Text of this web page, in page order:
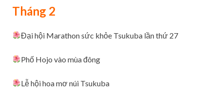
Tháng 2
Đại hội Marathon sức khỏe Tsukuba lần thứ 27
Phố Hojo vào mùa đông
Lễ hội hoa mơ núi Tsukuba